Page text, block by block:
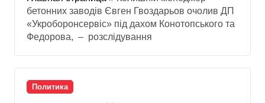
бетонних заводів Євген Гвоздарьов очолив ДП
«Укроборонсервіс» під дахом Конотопського та
Федорова, – розслідування
Политика